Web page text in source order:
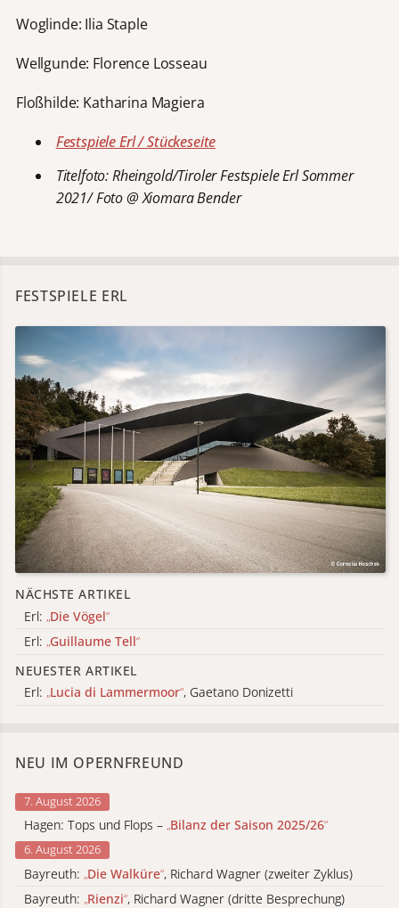
Woglinde: Ilia Staple
Wellgunde: Florence Losseau
Floßhilde: Katharina Magiera
Festspiele Erl / Stückeseite
Titelfoto: Rheingold/Tiroler Festspiele Erl Sommer
2021/ Foto @ Xiomara Bender
FESTSPIELE ERL
NÄCHSTE ARTIKEL
Erl: „Die Vögel“
Erl: „Guillaume Tell“
NEUESTER ARTIKEL
Erl: „Lucia di Lammermoor“, Gaetano Donizetti
NEU IM OPERNFREUND
7. August 2026
Hagen: Tops und Flops – „Bilanz der Saison 2025/26“
6. August 2026
Bayreuth: „Die Walküre“, Richard Wagner (zweiter Zyklus)
Bayreuth: „Rienzi“, Richard Wagner (dritte Besprechung)